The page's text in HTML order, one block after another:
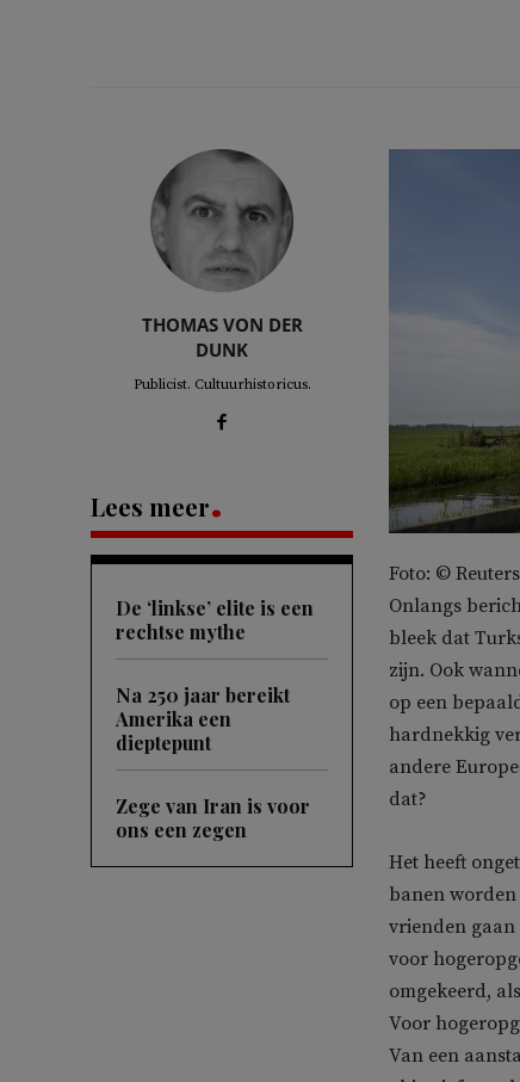
THOMAS VON DER
DUNK
Publicist. Cultuurhistoricus.
Lees meer
De ‘linkse’ elite is een
rechtse mythe
Na 250 jaar bereikt
Amerika een
dieptepunt
Zege van Iran is voor
ons een zegen
Foto: © Reuters
Onlangs
bleek dat
zijn. Ook
op een
hardnekkig
andere
dat?
Het heeft
banen
vrienden gaan
voor
omgekeerd,
Voor
Van een